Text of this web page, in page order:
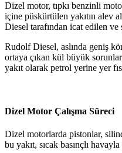
Dizel motor, tıpkı benzinli
içine püskürtülen yakıtın alev
Diesel tarafından icat edilen
Rudolf Diesel, aslında geniş
ortaya çıkan kül büyük sorunlar
yakıt olarak petrol yerine yer
Dizel Motor Çalışma Süreci
Dizel motorlarda pistonlar,
bu yakıt, sıcak basınçlı